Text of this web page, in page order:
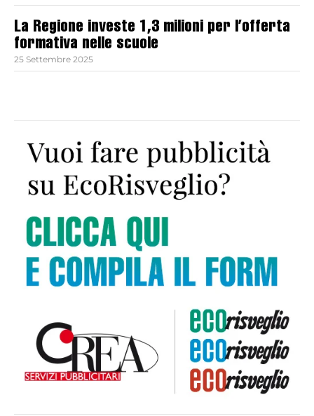
La Regione investe 1,3 milioni per l’offerta
formativa nelle scuole
25 Settembre 2025